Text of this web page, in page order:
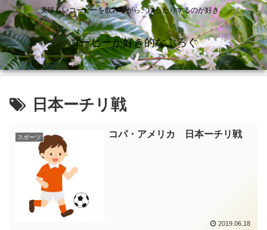
美味しいコーヒーを飲みながら、ゆったりするのが好き。
コーヒーが好き的なぶろぐ
日本ーチリ戦
スポーツ コパ・アメリカ 日本ーチリ戦
2019.06.18